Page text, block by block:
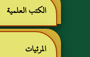
الكتب العلمية
المرئيات